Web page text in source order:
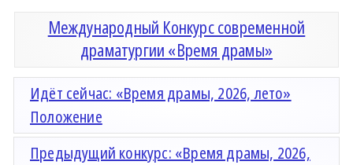
Международный Конкурс современной
драматургии «Время драмы»
Идёт сейчас: «Время драмы, 2026, лето»
Положение
Предыдущий конкурс: «Время драмы, 2026,